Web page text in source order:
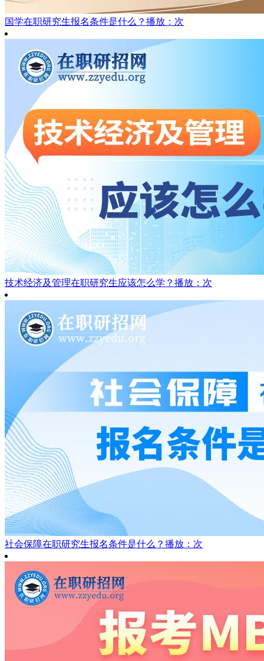
国学在职研究生报名条件是什么？ 播放：次
技术经济及管理在职研究生应该怎么学？ 播放：次
社会保障在职研究生报名条件是什么？ 播放：次